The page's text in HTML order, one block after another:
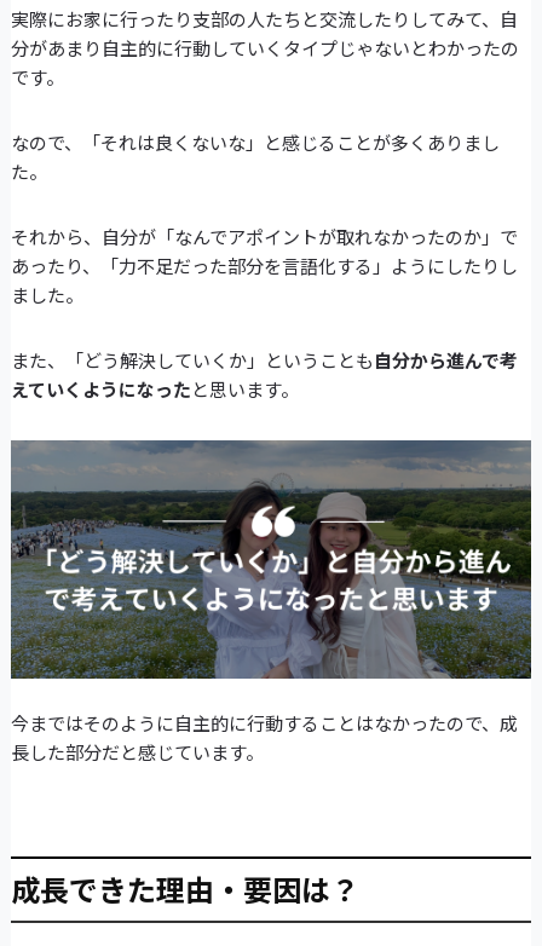
実際にお家に行ったり支部の人たちと交流したりしてみて、自
分があまり自主的に行動していくタイプじゃないとわかったの
です。
なので、「それは良くないな」と感じることが多くありまし
た。
それから、自分が「なんでアポイントが取れなかったのか」で
あったり、「力不足だった部分を言語化する」ようにしたりし
ました。
また、「どう解決していくか」ということも自分から進んで考
えていくようになったと思います。
今まではそのように自主的に行動することはなかったので、成
長した部分だと感じています。
成長できた理由・要因は？